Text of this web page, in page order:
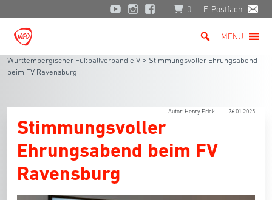
0 E-Postfach
MENU
Württembergischer Fußballverband e.V. > Stimmungsvoller Ehrungsabend
beim FV Ravensburg
Autor: Henry Frick 26.01.2025
Stimmungsvoller
Ehrungsabend beim FV
Ravensburg